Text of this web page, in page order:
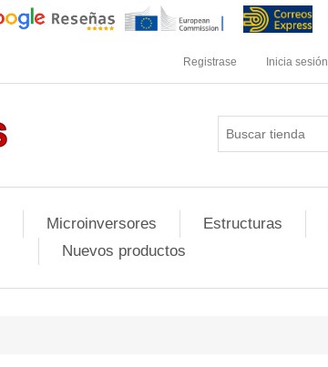
Registrase Inicia sesión
Microinversores Estructuras
Nuevos productos